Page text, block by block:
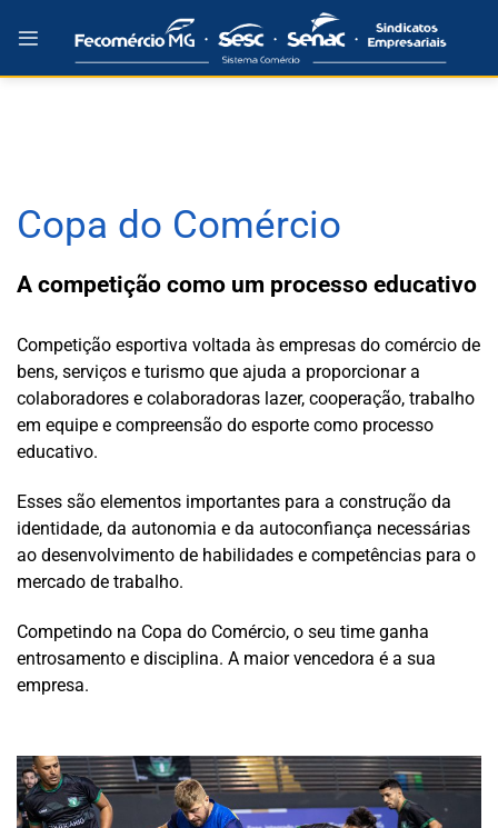
Copa do Comércio
A competição como um processo educativo
Competição esportiva voltada às empresas do comércio de
bens, serviços e turismo que ajuda a proporcionar a
colaboradores e colaboradoras lazer, cooperação, trabalho
em equipe e compreensão do esporte como processo
educativo.
Esses são elementos importantes para a construção da
identidade, da autonomia e da autoconfiança necessárias
ao desenvolvimento de habilidades e competências para o
mercado de trabalho.
Competindo na Copa do Comércio, o seu time ganha
entrosamento e disciplina. A maior vencedora é a sua
empresa.